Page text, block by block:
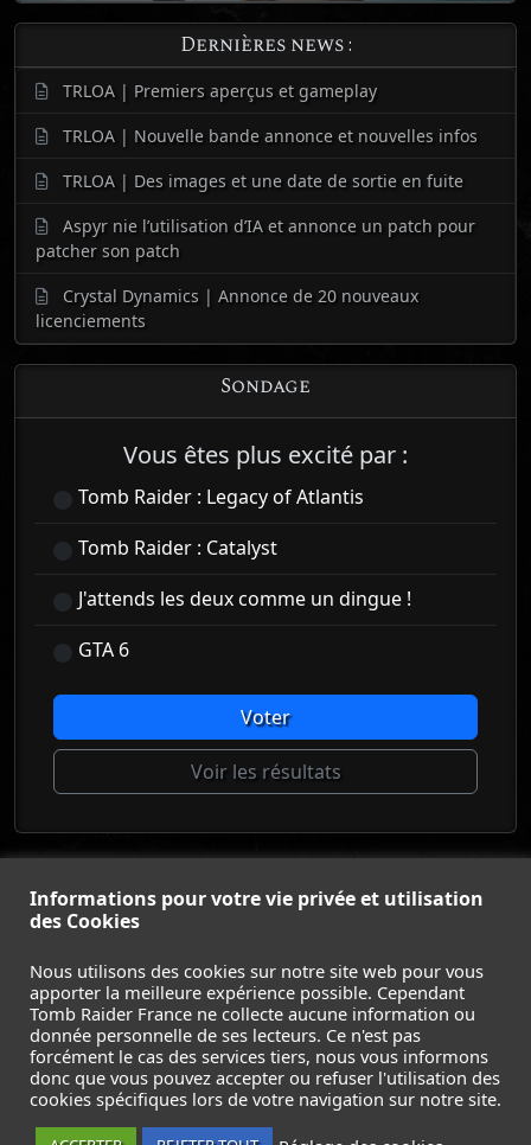
Dernières news :
TRLOA | Premiers aperçus et gameplay
TRLOA | Nouvelle bande annonce et nouvelles infos
TRLOA | Des images et une date de sortie en fuite
Aspyr nie l’utilisation d’IA et annonce un patch pour
patcher son patch
Crystal Dynamics | Annonce de 20 nouveaux
licenciements
Sondage
Vous êtes plus excité par :
Tomb Raider : Legacy of Atlantis
Tomb Raider : Catalyst
J'attends les deux comme un dingue !
GTA 6
Voter
Voir les résultats
Informations pour votre vie privée et utilisation
des Cookies
Nous utilisons des cookies sur notre site web pour vous
apporter la meilleure expérience possible. Cependant
Tomb Raider France ne collecte aucune information ou
donnée personnelle de ses lecteurs. Ce n'est pas
forcément le cas des services tiers, nous vous informons
donc que vous pouvez accepter ou refuser l'utilisation des
cookies spécifiques lors de votre navigation sur notre site.
Lara Croft et Tomb Raider sont des marques déposées
ACCUEIL- TOMB RAIDER- LEGACY OF ATLANTIS-
CATALYST- LARA CROFT- FILMS- CONTACT-
MENTIONS LÉGALES / CGU-
Suivez nous sur les réseaux :